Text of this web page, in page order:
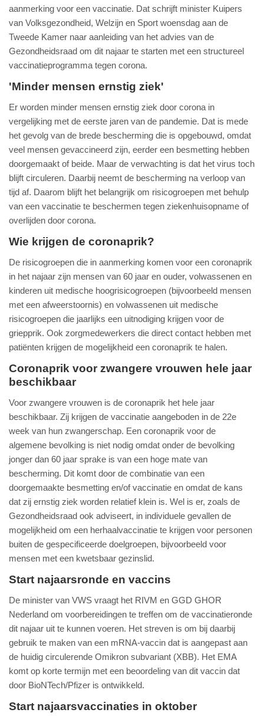
aanmerking voor een vaccinatie. Dat schrijft minister Kuipers
van Volksgezondheid, Welzijn en Sport woensdag aan de
Tweede Kamer naar aanleiding van het advies van de
Gezondheidsraad om dit najaar te starten met een structureel
vaccinatieprogramma tegen corona.
'Minder mensen ernstig ziek'
Er worden minder mensen ernstig ziek door corona in
vergelijking met de eerste jaren van de pandemie. Dat is mede
het gevolg van de brede bescherming die is opgebouwd, omdat
veel mensen gevaccineerd zijn, eerder een besmetting hebben
doorgemaakt of beide. Maar de verwachting is dat het virus toch
blijft circuleren. Daarbij neemt de bescherming na verloop van
tijd af. Daarom blijft het belangrijk om risicogroepen met behulp
van een vaccinatie te beschermen tegen ziekenhuisopname of
overlijden door corona.
Wie krijgen de coronaprik?
De risicogroepen die in aanmerking komen voor een coronaprik
in het najaar zijn mensen van 60 jaar en ouder, volwassenen en
kinderen uit medische hoogrisicogroepen (bijvoorbeeld mensen
met een afweerstoornis) en volwassenen uit medische
risicogroepen die jaarlijks een uitnodiging krijgen voor de
griepprik. Ook zorgmedewerkers die direct contact hebben met
patiënten krijgen de mogelijkheid een coronaprik te halen.
Coronaprik voor zwangere vrouwen hele jaar
beschikbaar
Voor zwangere vrouwen is de coronaprik het hele jaar
beschikbaar. Zij krijgen de vaccinatie aangeboden in de 22e
week van hun zwangerschap. Een coronaprik voor de
algemene bevolking is niet nodig omdat onder de bevolking
jonger dan 60 jaar sprake is van een hoge mate van
bescherming. Dit komt door de combinatie van een
doorgemaakte besmetting en/of vaccinatie en omdat de kans
dat zij ernstig ziek worden relatief klein is. Wel is er, zoals de
Gezondheidsraad ook adviseert, in individuele gevallen de
mogelijkheid om een herhaalvaccinatie te krijgen voor personen
buiten de gespecificeerde doelgroepen, bijvoorbeeld voor
mensen met een kwetsbaar gezinslid.
Start najaarsronde en vaccins
De minister van VWS vraagt het RIVM en GGD GHOR
Nederland om voorbereidingen te treffen om de vaccinatieronde
dit najaar uit te kunnen voeren. Het streven is om bij daarbij
gebruik te maken van een mRNA-vaccin dat is aangepast aan
de huidig circulerende Omikron subvariant (XBB). Het EMA
komt op korte termijn met een beoordeling van dit vaccin dat
door BioNTech/Pfizer is ontwikkeld.
Start najaarsvaccinaties in oktober